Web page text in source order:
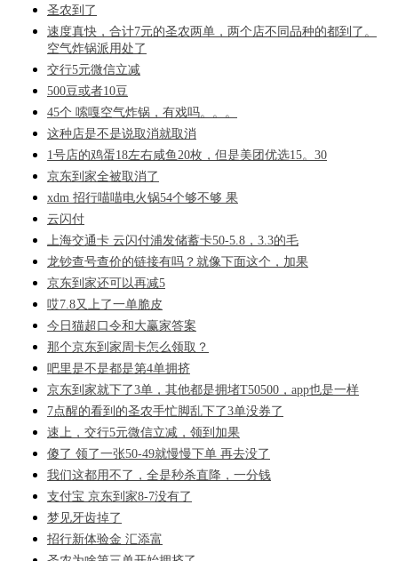
圣农到了
速度真快，合计7元的圣农两单，两个店不同品种的都到了。
空气炸锅派用处了
交行5元微信立减
500豆或者10豆
45个 嗦嘎空气炸锅，有戏吗。。。
这种店是不是说取消就取消
1号店的鸡蛋18左右咸鱼20枚，但是美团优选15。30
京东到家全被取消了
xdm 招行喵喵电火锅54个够不够 果
云闪付
上海交通卡 云闪付浦发储蓄卡50-5.8，3.3的毛
龙钞查号查价的链接有吗？就像下面这个，加果
京东到家还可以再减5
哎7.8又上了一单脆皮
今日猫超口令和大赢家答案
那个京东到家周卡怎么领取？
吧里是不是都是第4单拥挤
京东到家就下了3单，其他都是拥堵T50500，app也是一样
7点醒的看到的圣农手忙脚乱下了3单没券了
速上，交行5元微信立减，领到加果
傻了 领了一张50-49就慢慢下单 再去没了
我们这都用不了，全是秒杀直降，一分钱
支付宝 京东到家8-7没有了
梦见牙齿掉了
招行新体验金 汇添富